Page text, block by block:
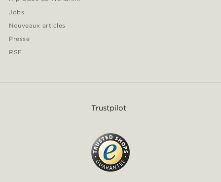
Jobs
Nouveaux articles
Presse
RSE
Trustpilot